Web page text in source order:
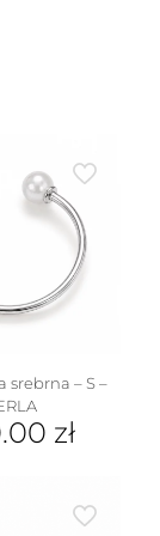
srebrna – S –
zł